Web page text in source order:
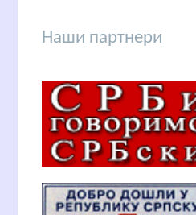
Наши партнери